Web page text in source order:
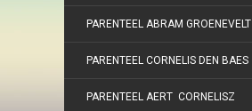
PARENTEEL ABRAM GROENEVELT
PARENTEEL CORNELIS DEN BAES
PARENTEEL AERT CORNELISZ